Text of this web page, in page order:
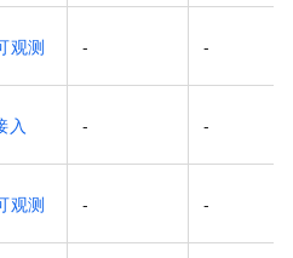
观测 - -
入 - -
观测 - -